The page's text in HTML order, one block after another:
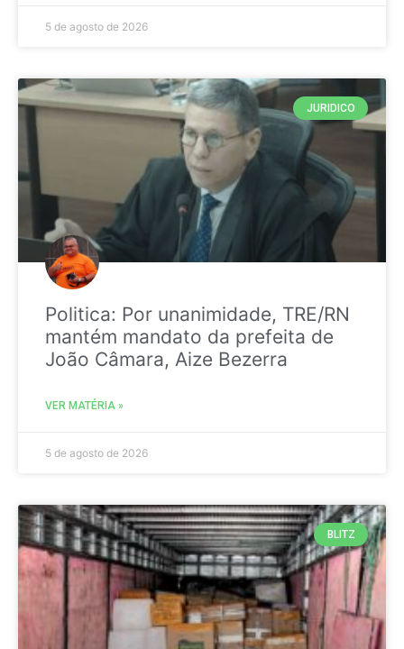
5 de agosto de 2026
JURIDICO
Politica: Por unanimidade, TRE/RN
mantém mandato da prefeita de
João Câmara, Aize Bezerra
VER MATÉRIA »
5 de agosto de 2026
BLITZ